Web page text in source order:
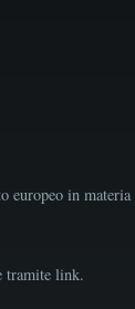
europeo in
tramite link.